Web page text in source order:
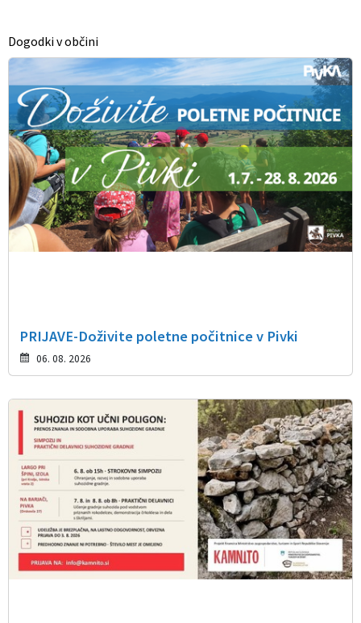
Dogodki v občini
PRIJAVE-Doživite poletne počitnice v Pivki
06. 08. 2026